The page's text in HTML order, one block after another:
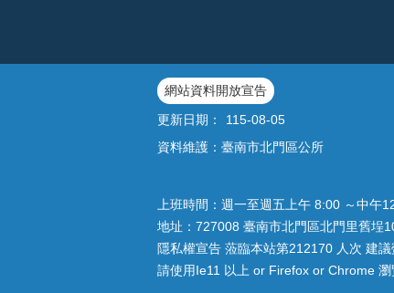
網站資料開放宣告
更新日期：
115-08-05
資料維護：臺南市北門區公所
上班時間：週一至週五上午 8:00 ～中午
地址：727008 臺南市北門區北門里舊
隱私權宣告 蒞臨本站第212170 人次
請使用Ie11 以上 or Firefox or